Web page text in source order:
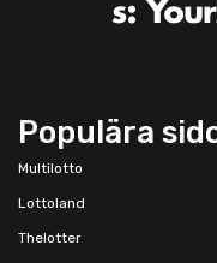
Populära
Multilotto
Lottoland
Thelotter